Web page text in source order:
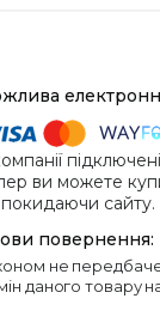
ви можете
сайту.
даного товару